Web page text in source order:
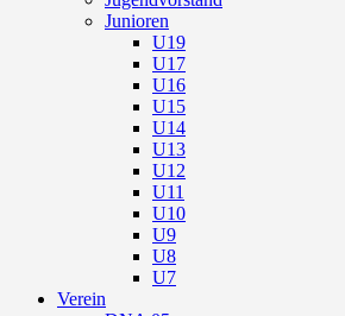
Junioren
U19
U17
U16
U15
U14
U13
U12
U11
U10
U9
U8
U7
Verein